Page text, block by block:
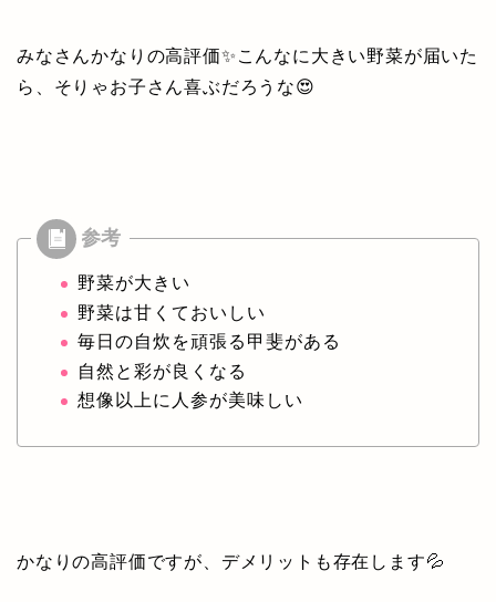
みなさんかなりの高評価✨こんなに大きい野菜が届いた
ら、そりゃお子さん喜ぶだろうな😍
野菜が大きい
野菜は甘くておいしい
毎日の自炊を頑張る甲斐がある
自然と彩が良くなる
想像以上に人参が美味しい
かなりの高評価ですが、デメリットも存在します💦